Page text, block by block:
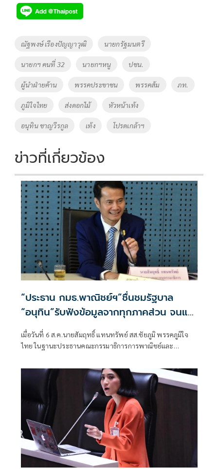
e
b
o
k
tt
er
p
y
Li
Tags
ณัฐพงษ์ เรืองปัญญาวุฒิ นายกรัฐมนตรี
นายกฯ คนที่ 32 นายกฯหนู ปชน.
ผู้นำฝ่ายค้าน พรรคประขาชน พรรคส้ม ภท.
ภูมิใจไทย ส่งดอกไม้ หัวหน้าเท้ง
อนุทิน ชาญวีรกูล เท้ง โปรดเกล้าฯ
ข่าวที่เกี่ยวข้อง
“ประธาน กมธ.พาณิชย์ฯ”ชื่นชมรัฐบาล
“อนุทิน”รับฟังข้อมูลจากทุกภาคส่วน จนแก้
ปัญหาภาคเกษตรได้ตรงจุด ดันราคาปาล์ม-
ยางพาราพุ่งขึ้นต่อเนื่อง เกษตรกรเริ่มยิ้มได้
เมื่อวันที่ 6 ส.ค.นายสัมฤทธิ์ แทนทรัพย์ สส.ชัยภูมิ พรรคภูมิใจ
ไทย ในฐานะประธานคณะกรรมาธิการการพาณิชย์และ
ราคาสินค้าเกษตรว่า ขณะนี้ภาพรวมถือว่าอยู่ในเกณฑ์ดี